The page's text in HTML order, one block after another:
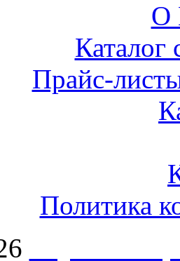
О
Каталог
Прайс-
Политика